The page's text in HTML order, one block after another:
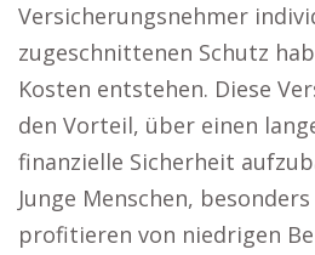
Versicherungsnehmer
zugeschnittenen Schutz
Kosten entstehen. Diese
den Vorteil, über einen
finanzielle Sicherheit
Junge Menschen,
profitieren von niedrigen